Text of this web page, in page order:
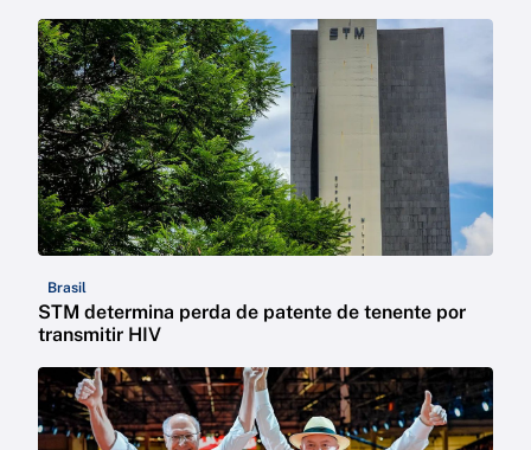
Brasil
STM determina perda de patente de tenente por
transmitir HIV